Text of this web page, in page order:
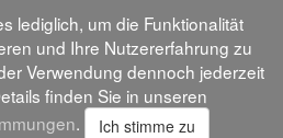
lediglich, um die Funktionalität
und Ihre Nutzererfahrung zu
Verwendung dennoch jederzeit
finden Sie in unseren
. Ich stimme zu